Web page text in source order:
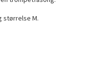
størrelse M.